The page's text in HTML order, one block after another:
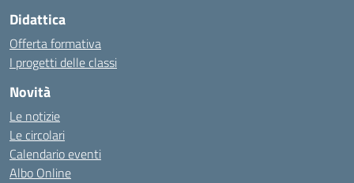
Didattica
Offerta formativa
I progetti delle classi
Novità
Le notizie
Le circolari
Calendario eventi
Albo Online